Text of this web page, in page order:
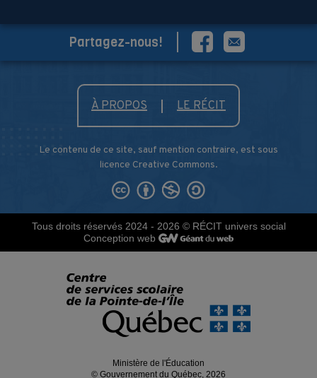
À PROPOS LE RÉCIT
Le contenu de ce site, sauf mention contraire, est sous
licence Creative Commons.
Partagez-nous!
Tous droits réservés 2024 - 2026 © RÉCIT univers social
Conception web
Ministère de l'Éducation
© Gouvernement du Québec, 2026